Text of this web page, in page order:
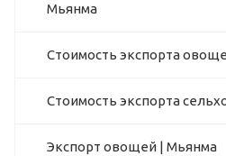
Мьянма
Стоимость экспорта
Стоимость экспорта
Экспорт овощей | Мьянма